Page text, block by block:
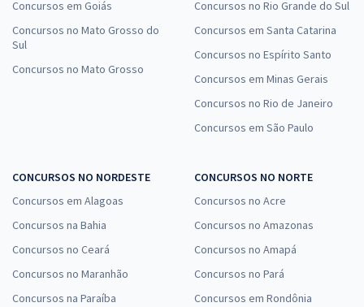
Concursos em Goiás
Concursos no Mato Grosso do
Sul
Concursos no Mato Grosso
Concursos no Rio Grande do Sul
Concursos em Santa Catarina
Concursos no Espírito Santo
Concursos em Minas Gerais
Concursos no Rio de Janeiro
Concursos em São Paulo
CONCURSOS NO NORDESTE
Concursos em Alagoas
Concursos na Bahia
Concursos no Ceará
Concursos no Maranhão
Concursos na Paraíba
CONCURSOS NO NORTE
Concursos no Acre
Concursos no Amazonas
Concursos no Amapá
Concursos no Pará
Concursos em Rondônia